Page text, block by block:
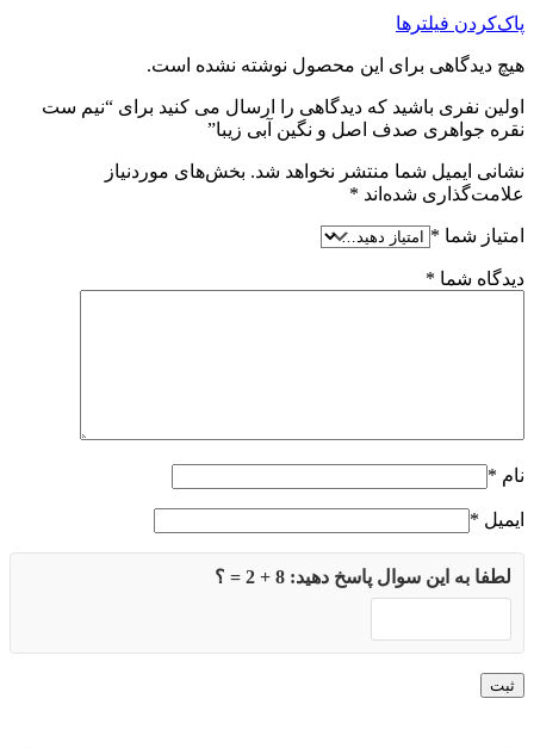
پاک‌کردن فیلترها
هیچ دیدگاهی برای این محصول نوشته نشده است.
اولین نفری باشید که دیدگاهی را ارسال می کنید برای “نیم ست
نقره جواهری صدف اصل و نگین آبی زیبا”
نشانی ایمیل شما منتشر نخواهد شد. بخش‌های موردنیاز
علامت‌گذاری شده‌اند *
امتیاز شما *
دیدگاه شما *
نام *
ایمیل *
لطفا به این سوال پاسخ دهید: 8 + 2 = ؟